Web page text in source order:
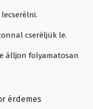
cseréljük le.
álljon folyamatosan
érdemes